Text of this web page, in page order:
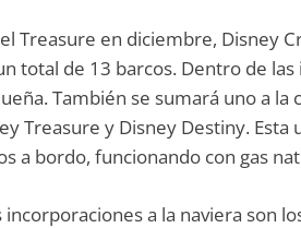
Treasure en diciembre, Disney
total de 13 barcos. Dentro de
También se sumará uno a la
Treasure y Disney Destiny.
a bordo, funcionando con gas
a la naviera son